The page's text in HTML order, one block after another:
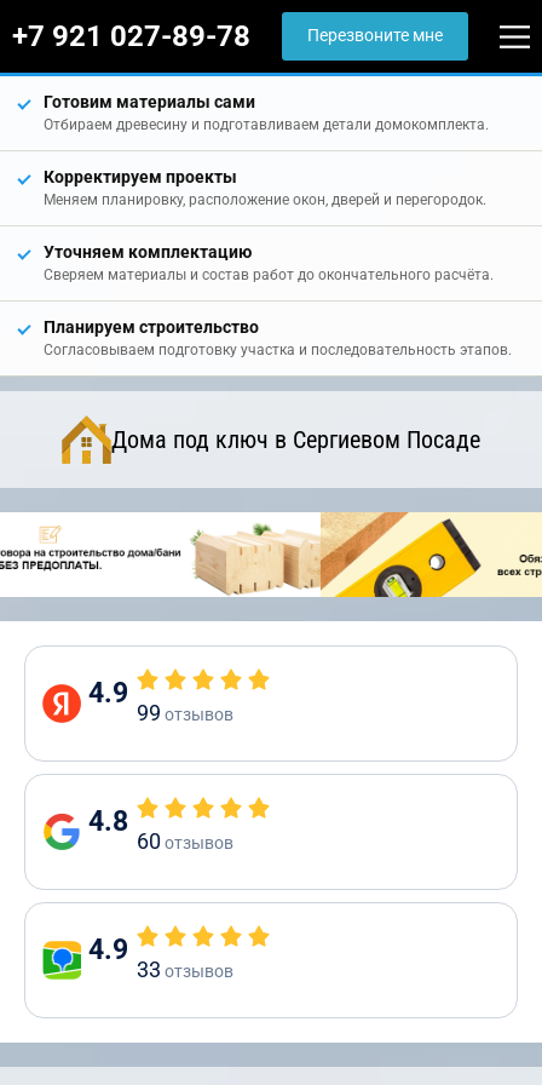
+7 921 027-89-78 Перезвоните мне
Готовим материалы сами
Отбираем древесину и подготавливаем детали домокомплекта.
Корректируем проекты
Меняем планировку, расположение окон, дверей и перегородок.
Уточняем комплектацию
Сверяем материалы и состав работ до окончательного расчёта.
Планируем строительство
Согласовываем подготовку участка и последовательность этапов.
Дома под ключ в Сергиевом Посаде
4.9
99 отзывов
4.8
60отзывов
4.9
33 отзывов